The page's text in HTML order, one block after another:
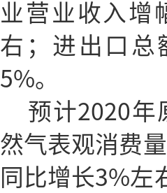
业营业收入增
右；进出口总
5%。
预计2020年
然气表观消费
同比增长3%左